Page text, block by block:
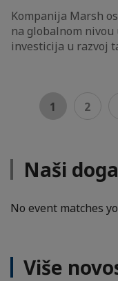
Kompanija Marsh
na globalnom nivou
investicija u razvoj
1 2
Naši
No event matches
Više